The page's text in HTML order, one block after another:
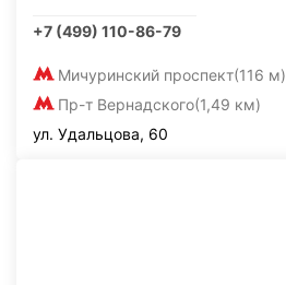
+7 (499) 110-86-79
Мичуринский проспект(116 м)
Пр-т Вернадского(1,49 км)
ул. Удальцова, 60